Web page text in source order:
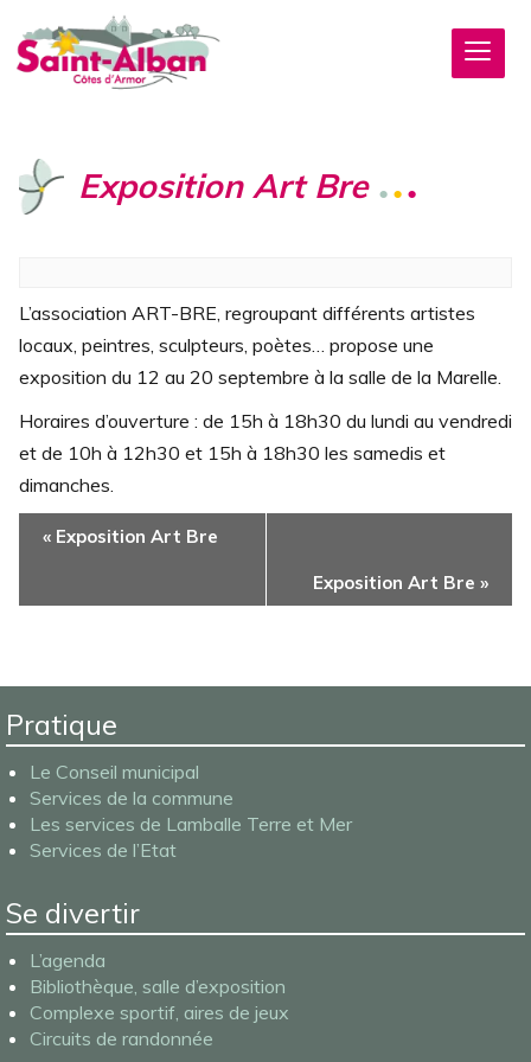
Exposition Art Bre
L’association ART-BRE, regroupant différents artistes
locaux, peintres, sculpteurs, poètes… propose une
exposition du 12 au 20 septembre à la salle de la Marelle.
Horaires d’ouverture : de 15h à 18h30 du lundi au vendredi
et de 10h à 12h30 et 15h à 18h30 les samedis et
dimanches.
Navigation
Évènement
« Exposition Art Bre
Exposition Art Bre »
Pratique
Le Conseil municipal
Services de la commune
Les services de Lamballe Terre et Mer
Services de l’Etat
Se divertir
L’agenda
Bibliothèque, salle d’exposition
Complexe sportif, aires de jeux
Circuits de randonnée